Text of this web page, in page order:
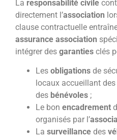
La responsabilité civile
directement l’association
clause contractuelle
assurance association
intégrer des garanties clés
Les obligations de
locaux accueillant
des bénévoles ;
Le bon encadrement
organisés par l’
La surveillance des